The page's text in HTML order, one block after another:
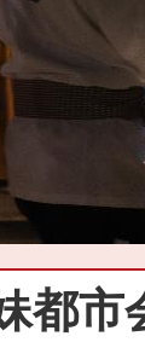
都